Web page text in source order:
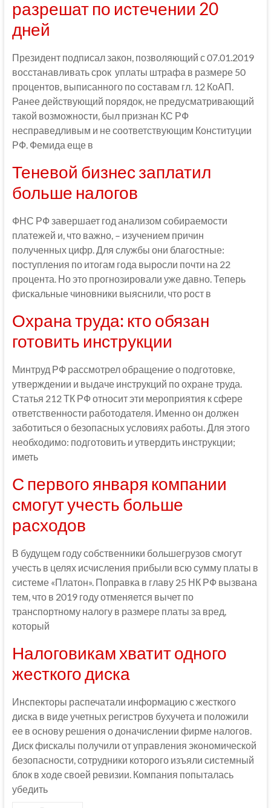
разрешат по истечении 20
дней
Президент подписал закон, позволяющий с 07.01.2019
восстанавливать срок уплаты штрафа в размере 50
процентов, выписанного по составам гл. 12 КоАП.
Ранее действующий порядок, не предусматривающий
такой возможности, был признан КС РФ
несправедливым и не соответствующим Конституции
РФ. Фемида еще в
Теневой бизнес заплатил
больше налогов
ФНС РФ завершает год анализом собираемости
платежей и, что важно, – изучением причин
полученных цифр. Для службы они благостные:
поступления по итогам года выросли почти на 22
процента. Но это прогнозировали уже давно. Теперь
фискальные чиновники выяснили, что рост в
Охрана труда: кто обязан
готовить инструкции
Минтруд РФ рассмотрел обращение о подготовке,
утверждении и выдаче инструкций по охране труда.
Статья 212 ТК РФ относит эти мероприятия к сфере
ответственности работодателя. Именно он должен
заботиться о безопасных условиях работы. Для этого
необходимо: подготовить и утвердить инструкции;
иметь
С первого января компании
смогут учесть больше
расходов
В будущем году собственники большегрузов смогут
учесть в целях исчисления прибыли всю сумму платы в
системе «Платон». Поправка в главу 25 НК РФ вызвана
тем, что в 2019 году отменяется вычет по
транспортному налогу в размере платы за вред,
который
Налоговикам хватит одного
жесткого диска
Инспекторы распечатали информацию с жесткого
диска в виде учетных регистров бухучета и положили
ее в основу решения о доначислении фирме налогов.
Диск фискалы получили от управления экономической
безопасности, сотрудники которого изъяли системный
блок в ходе своей ревизии. Компания попыталась
убедить